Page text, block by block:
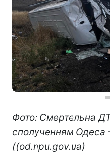
Фото: Смертельна
сполученням Одеса
((od.npu.gov.ua)